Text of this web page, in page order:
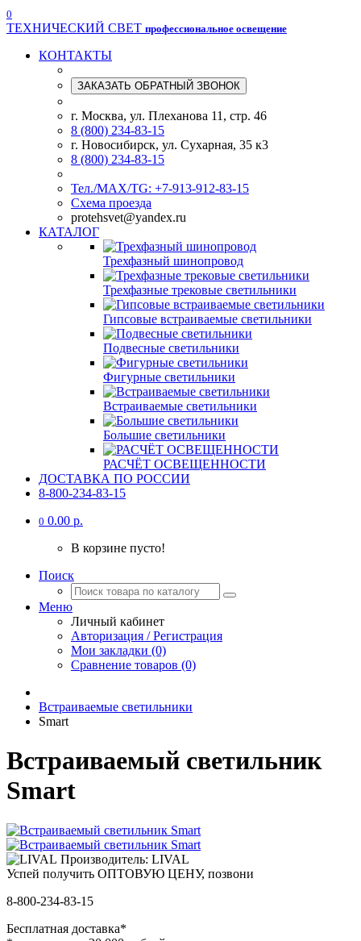
0
ТЕХНИЧЕСКИЙ СВЕТ профессиональное освещение
КОНТАКТЫ
ЗАКАЗАТЬ ОБРАТНЫЙ ЗВОНОК
г. Москва, ул. Плеханова 11, стр. 46
8 (800) 234-83-15
г. Новосибирск, ул. Сухарная, 35 к3
8 (800) 234-83-15
Тел./МАХ/TG: +7-913-912-83-15
Схема проезда
protehsvet@yandex.ru
КАТАЛОГ
Трехфазный шинопровод
Трехфазные трековые светильники
Гипсовые встраиваемые светильники
Подвесные светильники
Фигурные светильники
Встраиваемые светильники
Большие светильники
РАСЧЁТ ОСВЕЩЕННОСТИ
ДОСТАВКА ПО РОССИИ
8-800-234-83-15
0 0.00 р.
В корзине пусто!
Поиск
Меню
Личный кабинет
Авторизация / Регистрация
Мои закладки (0)
Сравнение товаров (0)
Встраиваемые светильники
Smart
Встраиваемый светильник
Smart
Производитель: LIVAL
Успей получить ОПТОВУЮ ЦЕНУ, позвони
8-800-234-83-15
Бесплатная доставка*